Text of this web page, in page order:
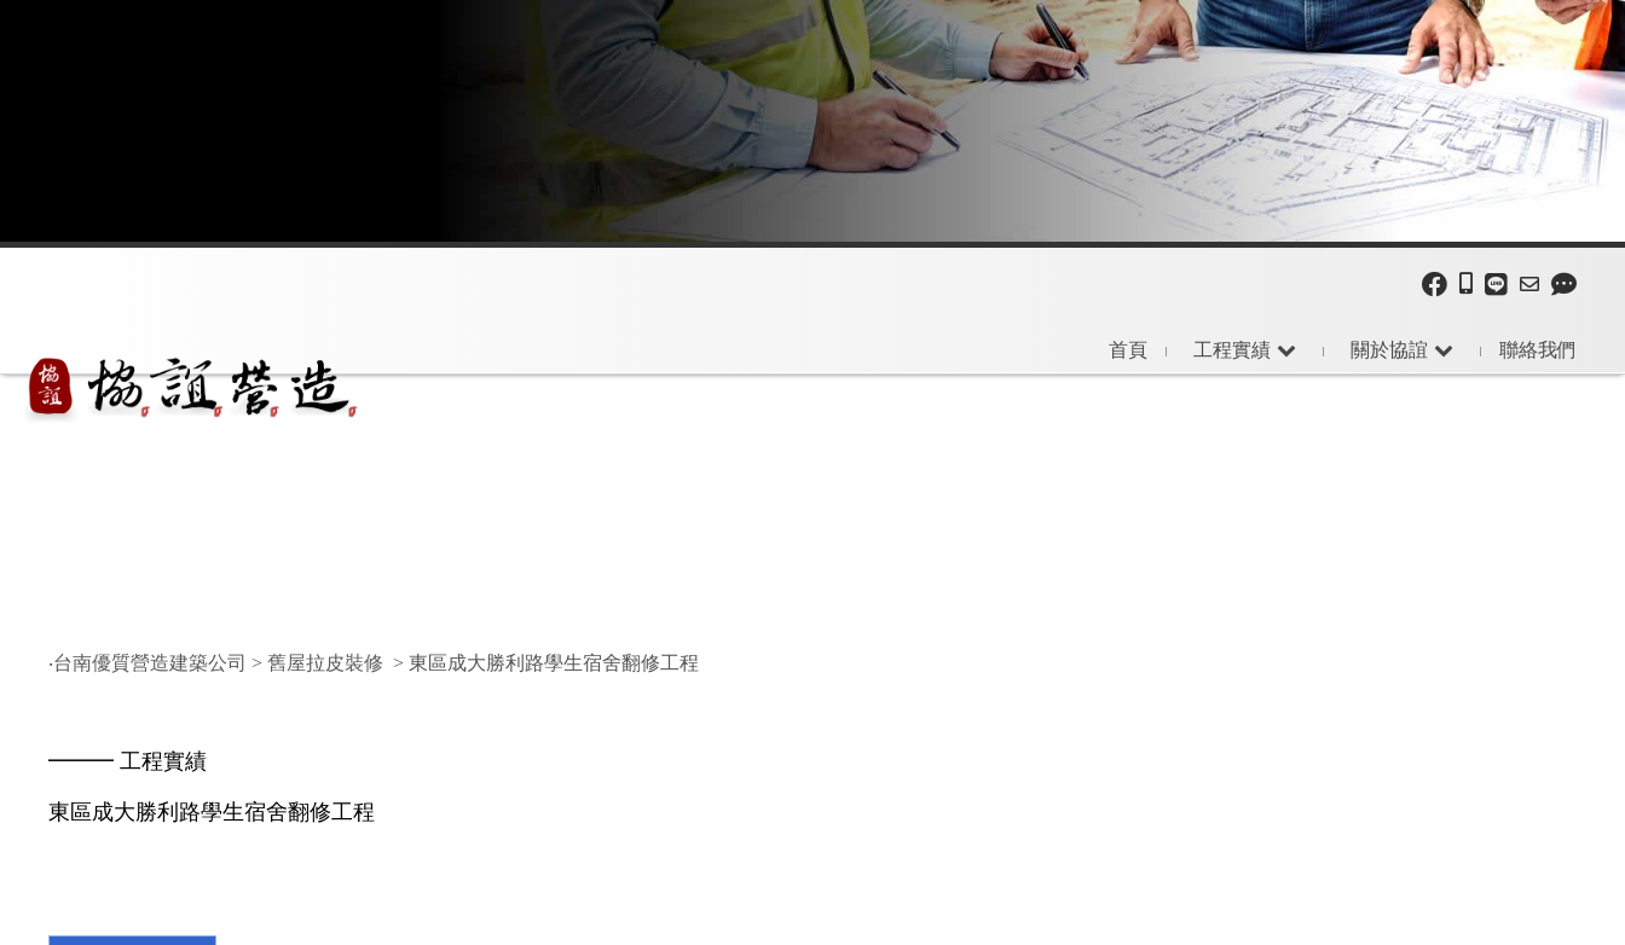
首頁 工程實績 關於協誼 聯絡我們
‧台南優質營造建築公司 >舊屋拉皮裝修 > 東區成大勝利路學生宿舍翻修工程
━━━ 工程實績
東區成大勝利路學生宿舍翻修工程